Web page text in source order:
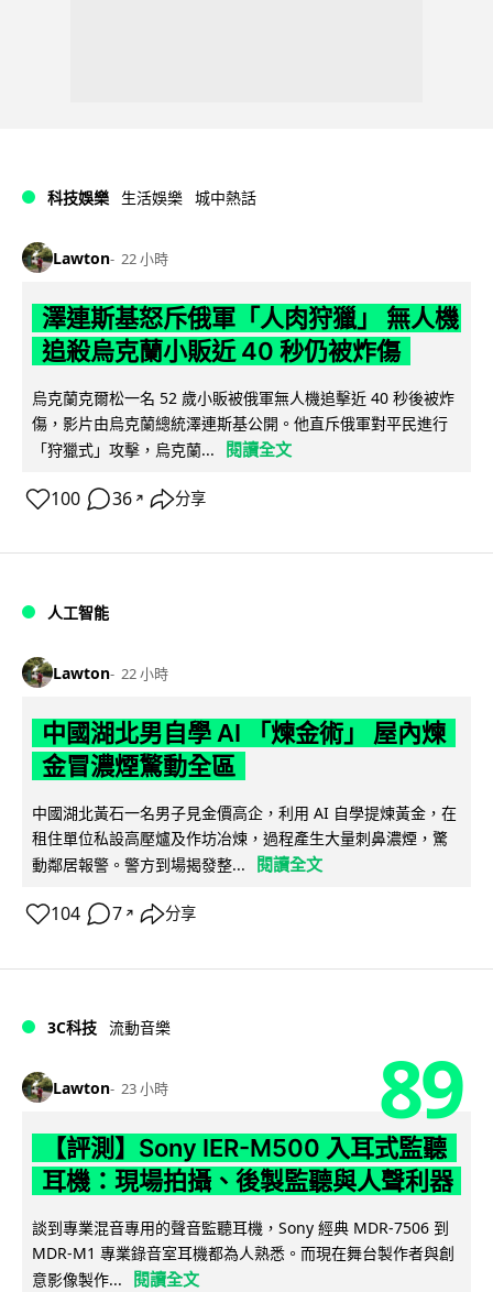
科技娛樂 生活娛樂 城中熱話
Lawton 22 小時
澤連斯基怒斥俄軍「人肉狩獵」 無人機
追殺烏克蘭小販近 40 秒仍被炸傷
烏克蘭克爾松一名 52 歲小販被俄軍無人機追擊近 40 秒後被炸
傷，影片由烏克蘭總統澤連斯基公開。他直斥俄軍對平民進行
「狩獵式」攻擊，烏克蘭...
閱讀全文
100 36 ↗ 分享
人工智能
Lawton 22 小時
中國湖北男自學 AI 「煉金術」 屋內煉
金冒濃煙驚動全區
中國湖北黃石一名男子見金價高企，利用 AI 自學提煉黃金，在
租住單位私設高壓爐及作坊冶煉，過程產生大量刺鼻濃煙，驚
動鄰居報警。警方到場揭發整...
閱讀全文
104 7 ↗ 分享
3C科技 流動音樂
Lawton 23 小時 89
【評測】Sony IER-M500 入耳式監聽
耳機：現場拍攝、後製監聽與人聲利器
談到專業混音專用的聲音監聽耳機，Sony 經典 MDR-7506 到
MDR-M1 專業錄音室耳機都為人熟悉。而現在舞台製作者與創
意影像製作...
閱讀全文